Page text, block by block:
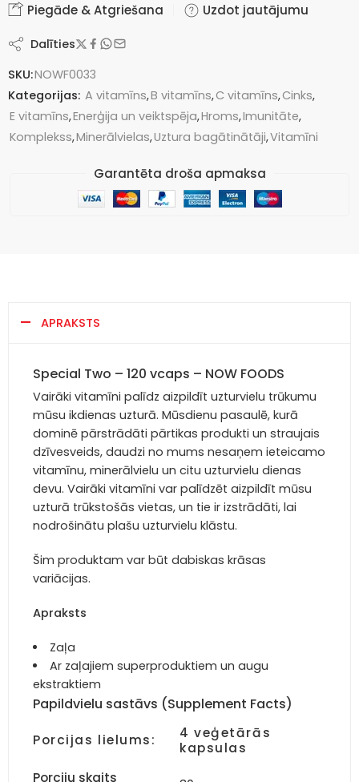
Piegāde & Atgriešana Uzdot jautājumu
Dalīties
SKU:NOWF0033
Kategorijas: A vitamīns,B vitamīns,C vitamīns,Cinks,
E vitamīns,Enerģija un veiktspēja,Hroms,Imunitāte,
Komplekss,Minerālvielas,Uztura bagātinātāji,Vitamīni
Garantēta droša apmaksa
APRAKSTS
Special Two – 120 vcaps – NOW FOODS
Vairāki vitamīni palīdz aizpildīt uzturvielu trūkumu
mūsu ikdienas uzturā. Mūsdienu pasaulē, kurā
dominē pārstrādāti pārtikas produkti un straujais
dzīvesveids, daudzi no mums nesaņem ieteicamo
vitamīnu, minerālvielu un citu uzturvielu dienas
devu. Vairāki vitamīni var palīdzēt aizpildīt mūsu
uzturā trūkstošās vietas, un tie ir izstrādāti, lai
nodrošinātu plašu uzturvielu klāstu.
Šim produktam var būt dabiskas krāsas
variācijas.
Apraksts
Zaļa
Ar zaļajiem superproduktiem un augu
ekstraktiem
Papildvielu sastāvs (Supplement Facts)
Porcijas lielums:
4 veģetārās
kapsulas
Porciju skaits